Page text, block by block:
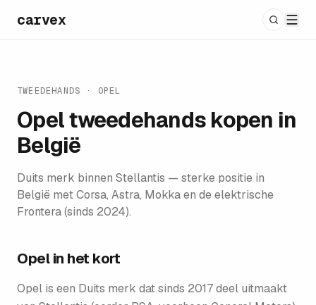
carvex
TWEEDEHANDS · OPEL
Opeltweedehands kopen in
België
Duits merk binnen Stellantis — sterke positie in
België met Corsa, Astra, Mokka en de elektrische
Frontera (sinds 2024).
Opelin het kort
Opel is een Duits merk dat sinds 2017 deel uitmaakt